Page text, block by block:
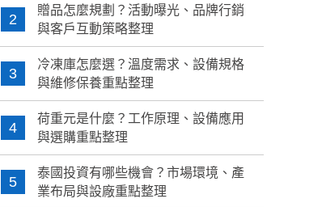
2
贈品怎麼規劃？活動曝光、品牌行銷
與客戶互動策略整理
3
冷凍庫怎麼選？溫度需求、設備規格
與維修保養重點整理
4
荷重元是什麼？工作原理、設備應用
與選購重點整理
5
泰國投資有哪些機會？市場環境、產
業布局與設廠重點整理